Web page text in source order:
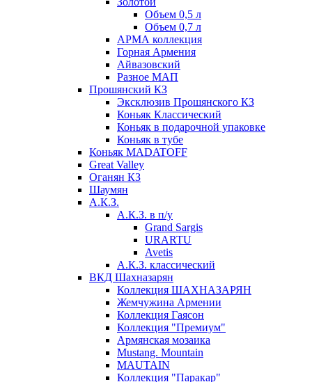
Объем 0,5 л
Объем 0,7 л
АРМА коллекция
Горная Армения
Айвазовский
Разное МАП
Прошянский КЗ
Эксклюзив Прошянского КЗ
Коньяк Классический
Коньяк в подарочной упаковке
Коньяк в тубе
Коньяк MADATOFF
Great Valley
Оганян КЗ
Шаумян
А.К.З.
А.К.З. в п/у
Grand Sargis
URARTU
Avetis
А.К.З. классический
ВКД Шахназарян
Коллекция ШАХНАЗАРЯН
Жемчужина Армении
Коллекция Гаясон
Коллекция "Премиум"
Армянская мозаика
Mustang. Mountain
MAUTAIN
Коллекция "Паракар"